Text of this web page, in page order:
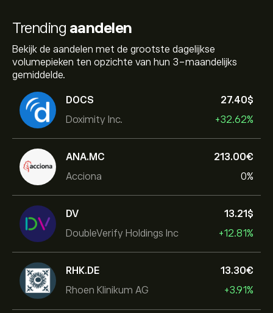
Trending aandelen
Bekijk de aandelen met de grootste dagelijkse
volumepieken ten opzichte van hun 3-maandelijks
gemiddelde.
DOCS
Doximity Inc.
27.40‎$‎
+32.62%
ANA.MC
Acciona
213.00‎€‎
0%
DV
DoubleVerify Holdings Inc
13.21‎$‎
+12.81%
RHK.DE
Rhoen Klinikum AG
13.30‎€‎
+3.91%